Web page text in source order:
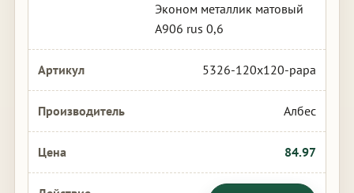
Эконом металлик матовый
А906 rus 0,6
5326-120x120-papa
Албес
84.97